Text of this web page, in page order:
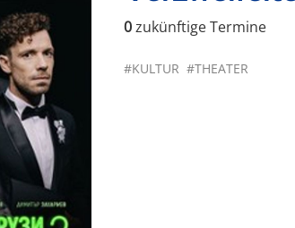
0zukünftigeTermine
#KULTUR #THEATER